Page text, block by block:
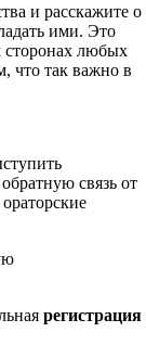
и расскажите о
ими. Это
сторонах любых
что так важно в
связь от
регистрация